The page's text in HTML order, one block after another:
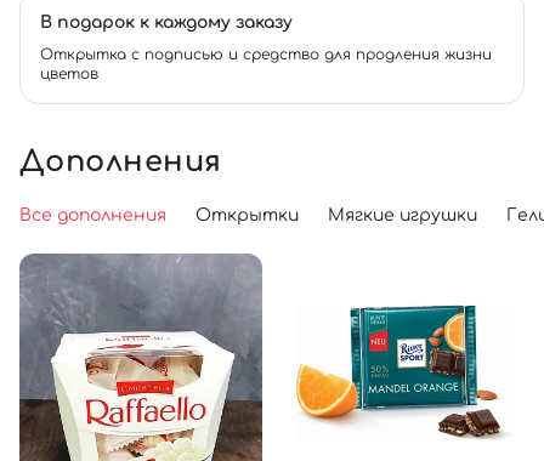
В подарок к каждому заказу
Открытка с подписью и средство для продления жизни
цветов
Дополнения
Все дополнения Открытки Мягкие игрушки